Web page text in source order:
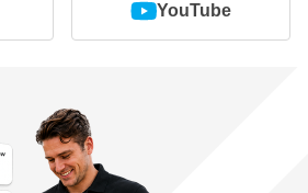
YouTube